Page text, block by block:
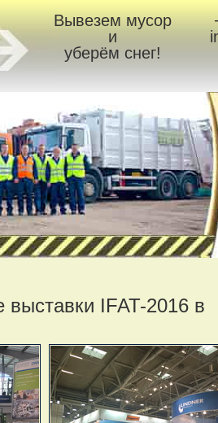
Вывезем мусор
и
уберём снег!
IFAT-2016 в